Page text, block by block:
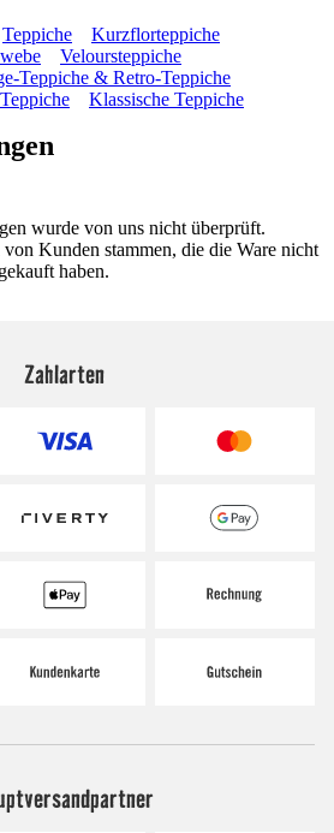
Teppiche
Kurzflorteppiche
Veloursteppiche
Teppiche & Retro-Teppiche
Klassische Teppiche
wurde von uns nicht überprüft.
Kunden stammen, die die Ware nicht
haben.
Zahlarten